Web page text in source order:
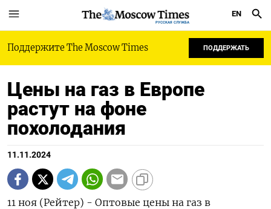
РУССКАЯ СЛУЖБА
EN
Поддержите The Moscow Times ПОДДЕРЖАТЬ
Цены на газ в Европе
растут на фоне
похолодания
11.11.2024
11 ноя (Рейтер) - Оптовые цены на газ в